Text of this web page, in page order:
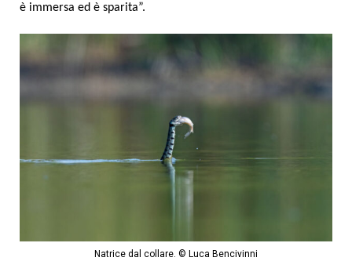
è immersa ed è sparita”.
Natrice dal collare. © Luca Bencivinni